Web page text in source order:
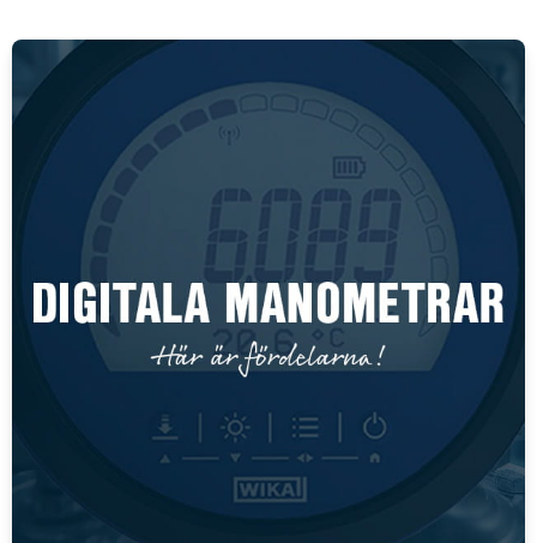
Test anyaga Rozsdamentes acél 316L
Tömítések anyaga PFA, PTFE